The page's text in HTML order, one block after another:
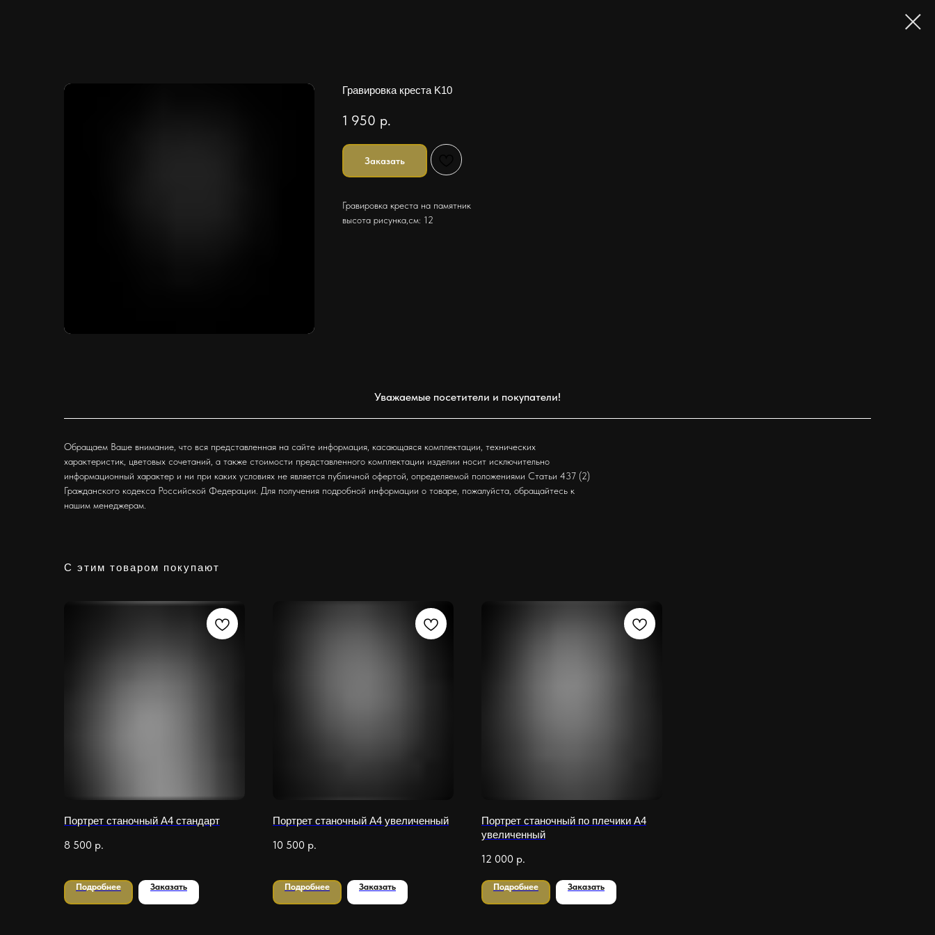
Гравировка креста K10
1 950 р.
Заказать
Гравировка креста на памятник
высота рисунка,см: 12
Уважаемые посетители и покупатели!
Обращаем Ваше внимание, что вся представленная на сайте информация, касающаяся комплектации, технических
характеристик, цветовых сочетаний, а также стоимости представленного комплектации изделии носит исключительно
информационный характер и ни при каких условиях не является публичной офертой, определяемой положениями Статьи 437 (2)
Гражданского кодекса Российской Федерации. Для получения подробной информации о товаре, пожалуйста, обращайтесь к
нашим менеджерам.
С этим товаром покупают
Портрет станочный А4 стандарт
8 500 р.
Подробнее Заказать
Портрет станочный А4 увеличенный
10 500 р.
Подробнее Заказать
Портрет станочный по плечики А4
увеличенный
12 000 р.
Подробнее Заказать